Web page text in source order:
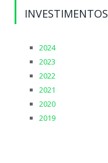
INVESTIMENTOS
2024
2023
2022
2021
2020
2019